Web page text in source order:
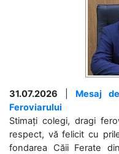
31.07.2026
Mesaj
Feroviarului
Stimați colegi, dragi
respect, vă felicit cu
fondarea Căii Ferate